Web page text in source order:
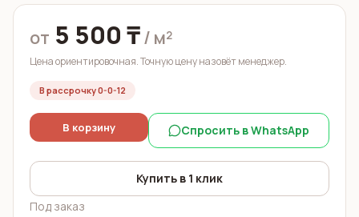
от 5 500 ₸/ м²
Цена ориентировочная. Точную цену назовёт менеджер.
В рассрочку 0-0-12
В корзину Спросить в WhatsApp
Купить в 1 клик
Под заказ